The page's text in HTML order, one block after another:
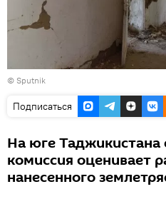
© Sputnik
Подписаться
На юге Таджикистана
комиссия оценивает
нанесенного